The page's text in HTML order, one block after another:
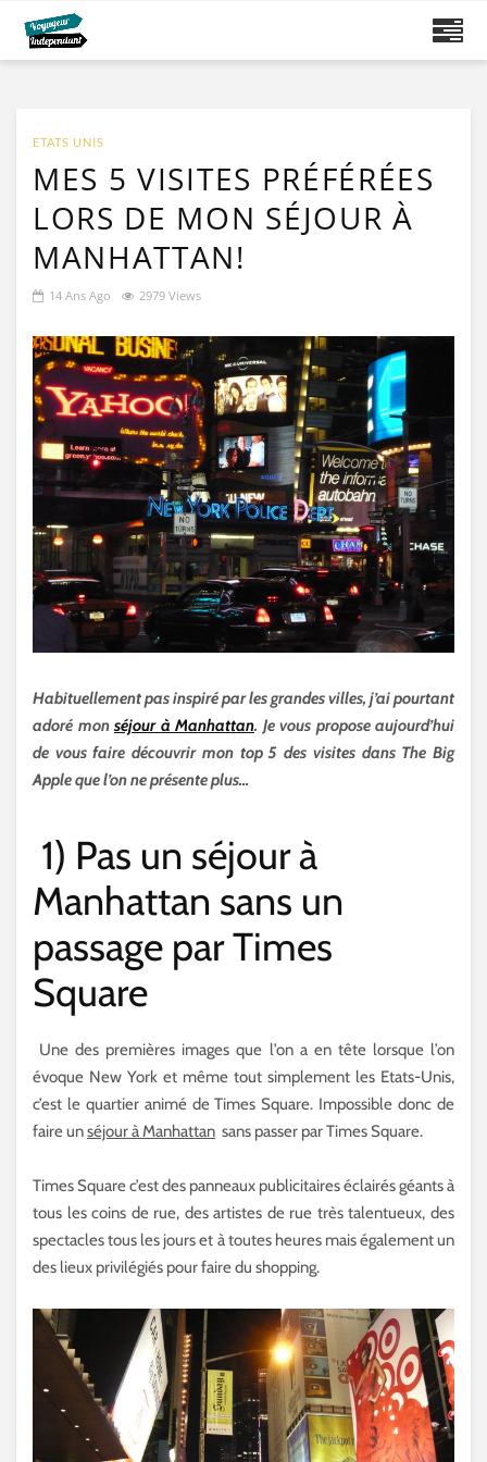
ETATS UNIS
MES 5 VISITES PRÉFÉRÉES
LORS DE MON SÉJOUR À
MANHATTAN!
14 Ans Ago 2979 Views
Habituellement pas inspiré par les grandes villes, j’ai pourtant
adoré mon séjour à Manhattan. Je vous propose aujourd’hui
de vous faire découvrir mon top 5 des visites dans The Big
Apple que l’on ne présente plus…
1) Pas un séjour à
Manhattan sans un
passage par Times
Square
Une des premières images que l’on a en tête lorsque l’on
évoque New York et même tout simplement les Etats-Unis,
c’est le quartier animé de Times Square. Impossible donc de
faire unséjour à Manhattan sans passer par Times Square.
Times Square c’est des panneaux publicitaires éclairés géants à
tous les coins de rue, des artistes de rue très talentueux, des
spectacles tous les jours et à toutes heures mais également un
des lieux privilégiés pour faire du shopping.